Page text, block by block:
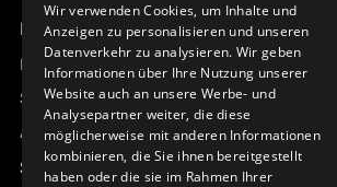
Produktübersicht
Remotus
Sesam
Access_Ctrl
Support
DEUTSCH
Wir verwenden Cookies, um Inhalte und
Anzeigen zu personalisieren und unseren
Datenverkehr zu analysieren. Wir geben
Informationen über Ihre Nutzung unserer
Website auch an unsere Werbe- und
Analysepartner weiter, die diese
möglicherweise mit anderen Informationen
kombinieren, die Sie ihnen bereitgestellt
haben oder die sie im Rahmen Ihrer